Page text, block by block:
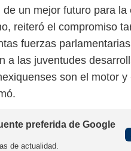
un mejor futuro para la
reiteró el compromiso
fuerzas
a las juventudes
son el motor y
preferida de Google
de actualidad.